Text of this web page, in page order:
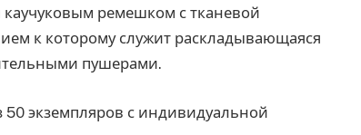
каучуковым ремешком с тканевой
к которому служит раскладывающаяся
пушерами.
экземпляров с индивидуальной